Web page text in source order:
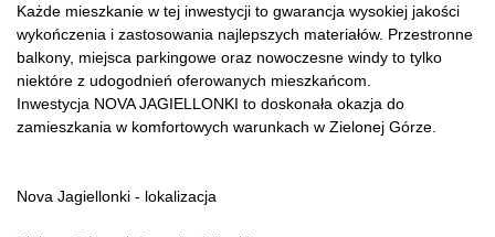
Każde mieszkanie w tej inwestycji to gwarancja wysokiej jakości
wykończenia i zastosowania najlepszych materiałów. Przestronne
balkony, miejsca parkingowe oraz nowoczesne windy to tylko
niektóre z udogodnień oferowanych mieszkańcom.
Inwestycja NOVA JAGIELLONKI to doskonała okazja do
zamieszkania w komfortowych warunkach w Zielonej Górze.
Nova Jagiellonki - lokalizacja